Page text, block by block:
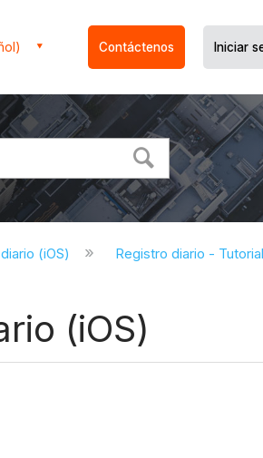
Contáctenos Iniciar
(iOS) Registro diario -
(iOS)